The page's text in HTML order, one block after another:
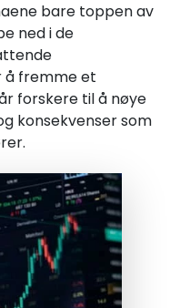
bare toppen av
ned i de
å fremme et
forskere til å nøye
konsekvenser som